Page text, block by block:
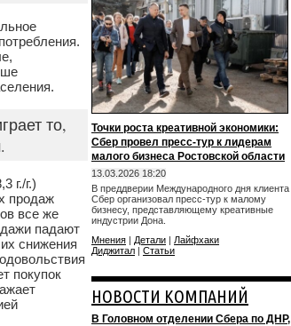
то,
г./г.)
продаж
все же
падают
снижения
покупок
Точки роста креативной экономики:
Сбер провел пресс-тур к лидерам
малого бизнеса Ростовской области
13.03.2026 18:20
В преддверии Международного дня клиента
Сбер организовал пресс-тур к малому
бизнесу, представляющему креативные
индустрии Дона.
Мнения | Детали | Лайфхаки
Диджитал | Статьи
НОВОСТИ КОМПАНИЙ
В Головном отделении Сбера по ДНР,